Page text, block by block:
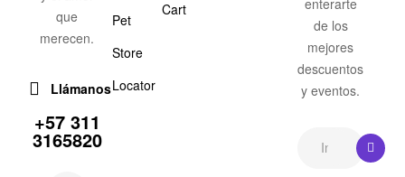
que
merecen.
Llámanos
+57 311
3165820
Pet
Store
Locator
Cart
enterarte
de los
mejores
descuentos
y eventos.